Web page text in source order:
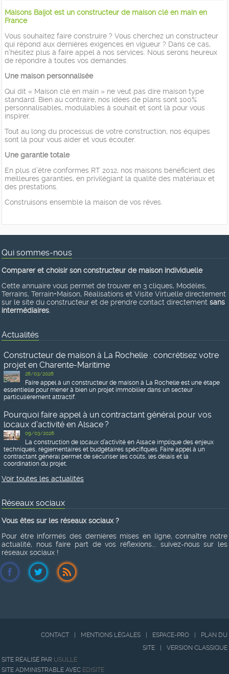
Maisons Baijot est un constructeur de maison clé en main en
France
Vous souhaitez faire construire ? Vous cherchez un constructeur
qui répond aux dernières exigences en vigueur ? Dans ce cas,
n'hésitez plus à faire appel à nos services. Nous serons heureux
de répondre à toutes vos demandes.
Une maison personnalisée
Qui dit « Maison clé en main » ne veut pas dire maison type
standard. Bien au contraire, nos idées de plans sont 100%
personnalisables, modulables à souhait et sont là pour vous
inspirer.
Tout au long du processus de votre construction, nos équipes
sont là pour vous aider et vous écouter.
Une garantie totale
En plus d’être conformes RT 2012, nos maisons bénéficient des
meilleures garanties, en privilégiant la qualité des matériaux et
des prestations.
Construisons ensemble la maison de vos rêves.
Qui sommes-nous
Comparer et choisir son constructeur de maison individuelle
Cette annuaire vous permet de trouver en 3 cliques, Modèles,
Terrains, Terrain+Maison, Réalisations et Visite Virtuelle directement
sur le site du constructeur et de prendre contact directement sans
intermédiaires
Actualités
Constructeur de maison à La Rochelle : concrétisez votre
projet en Charente-Maritime
26/03/2026
Faire appel à un constructeur de maison à La Rochelle est une étape
essentielle pour mener à bien un projet immobilier dans un secteur
particulièrement attractif.
Pourquoi faire appel à un contractant général pour vos
locaux d’activité en Alsace ?
09/03/2026
La construction de locaux d’activité en Alsace implique des enjeux
techniques, réglementaires et budgétaires spécifiques. Faire appel à un
contractant général permet de sécuriser les coûts, les délais et la
coordination du projet.
Voir toutes les actualités
Réseaux sociaux
Vous êtes sur les réseaux sociaux ?
Pour être informés des dernières mises en ligne, connaître notre
actualité, nous faire part de vos réflexions... suivez-nous sur les
réseaux sociaux !
CONTACT | MENTIONS LÉGALES | ESPACE-PRO |
PLAN DU
SITE
|
VERSION CLASSIQUE
SITE RÉALISÉ PAR USULLE
SITE ADMINISTRABLE AVEC EDISITE